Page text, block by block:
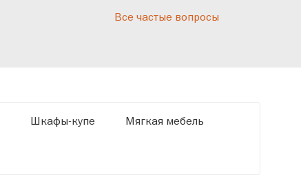
Все частые вопросы
Шкафы-купе Мягкая мебель